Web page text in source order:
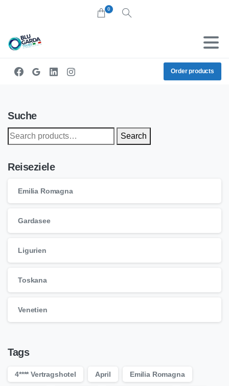
0
Search
Order products
Suche
Search
Search
Reiseziele
Emilia Romagna
Gardasee
Ligurien
Toskana
Venetien
Tags
4**** Vertragshotel April Emilia Romagna